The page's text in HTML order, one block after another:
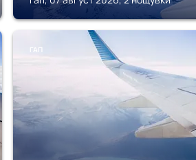
ГАП